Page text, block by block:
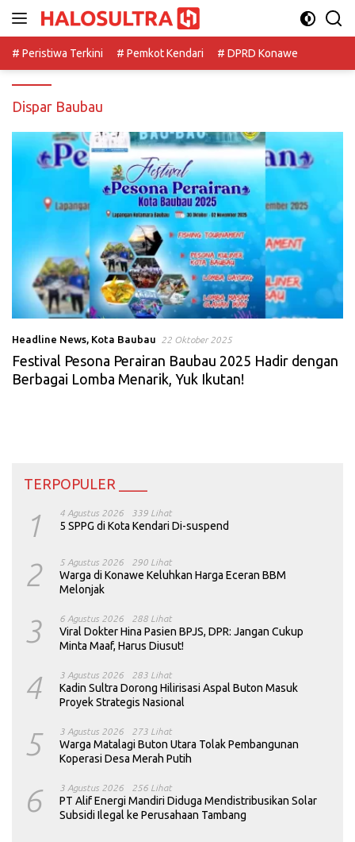
# Peristiwa Terkini
# Pemkot Kendari # DPRD Konawe
Dispar Baubau
Headline News, Kota Baubau 22 Oktober 2025
Festival Pesona Perairan Baubau 2025 Hadir dengan
Berbagai Lomba Menarik, Yuk Ikutan!
TERPOPULER ____
1 4 Agustus 2026 339 Lihat
5 SPPG di Kota Kendari Di-suspend
2 5 Agustus 2026 290 Lihat
Warga di Konawe Keluhkan Harga Eceran BBM
Melonjak
3 6 Agustus 2026 288 Lihat
Viral Dokter Hina Pasien BPJS, DPR: Jangan Cukup
Minta Maaf, Harus Diusut!
4 3 Agustus 2026 283 Lihat
Kadin Sultra Dorong Hilirisasi Aspal Buton Masuk
Proyek Strategis Nasional
5 3 Agustus 2026 273 Lihat
Warga Matalagi Buton Utara Tolak Pembangunan
Koperasi Desa Merah Putih
6 3 Agustus 2026 256 Lihat
PT Alif Energi Mandiri Diduga Mendistribusikan Solar
Subsidi Ilegal ke Perusahaan Tambang